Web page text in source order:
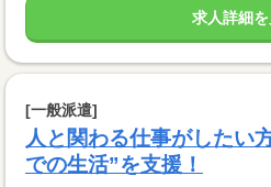
求人詳細
[一般派遣]
人と関わる仕事がしたい
での生活”を支援！